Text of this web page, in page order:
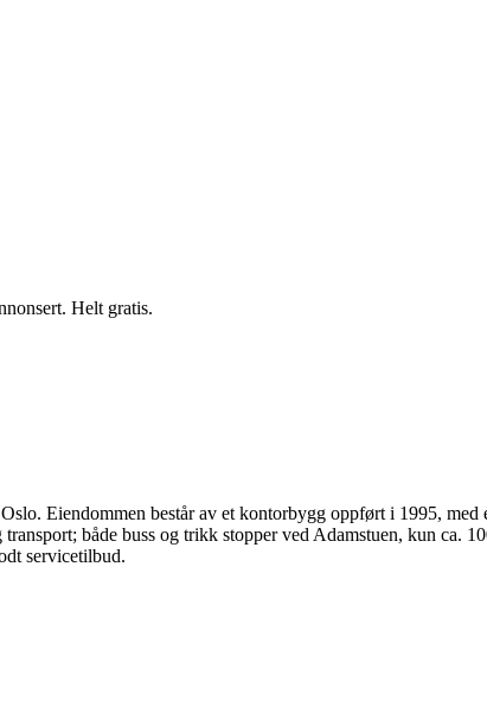
Helt gratis.
Eiendommen består av et kontorbygg oppført i 1995,
både buss og trikk stopper ved Adamstuen, kun ca.
servicetilbud.